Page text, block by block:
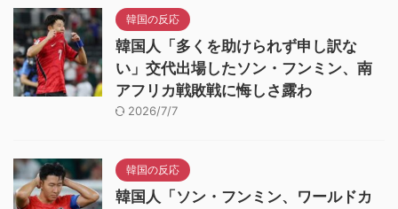
韓国の反応
韓国人「多くを助けられず申し訳な
い」交代出場したソン・フンミン、南
アフリカ戦敗戦に悔しさ露わ
2026/7/7
韓国の反応
韓国人「ソン・フンミン、ワールドカ